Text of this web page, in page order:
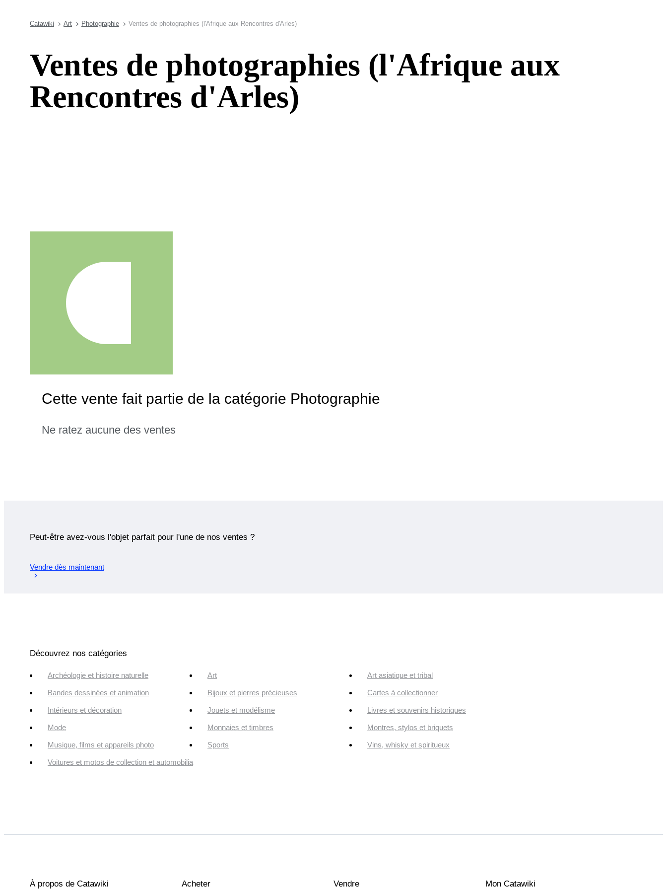
Catawiki Art Photographie Ventes de photographies (l'Afrique aux Rencontres d'Arles)
Ventes de photographies (l'Afrique aux
Rencontres d'Arles)
Cette vente fait partie de la catégorie Photographie
Ne ratez aucune des ventes
Peut-être avez-vous l'objet parfait pour l'une de nos ventes ?
Vendre dès maintenant
Découvrez nos catégories
Archéologie et histoire naturelle Art Art asiatique et tribal
Bandes dessinées et animation Bijoux et pierres précieuses Cartes à collectionner
Intérieurs et décoration Jouets et modélisme Livres et souvenirs historiques
Mode Monnaies et timbres Montres, stylos et briquets
Musique, films et appareils photo Sports Vins, whisky et spiritueux
Voitures et motos de collection et automobilia
À propos de Catawiki Acheter Vendre Mon Catawiki